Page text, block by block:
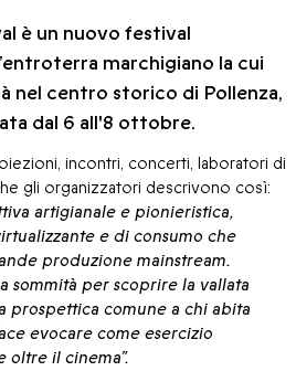
è un nuovo festival
marchigiano la cui
nel centro storico di Pollenza,
dal 6 all'8 ottobre.
incontri, concerti, laboratori di
gli organizzatori descrivono così:
artigianale e pionieristica,
e di consumo che
produzione mainstream.
sommità per scoprire la vallata
prospettica comune a chi abita
evocare come esercizio
oltre il cinema”.